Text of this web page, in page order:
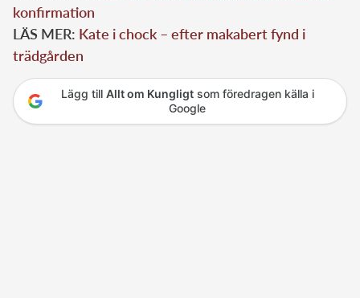
konfirmation
LÄS MER: Kate i chock – efter makabert fynd i
trädgården
Lägg till Allt om Kungligtsom föredragen källa i
Google